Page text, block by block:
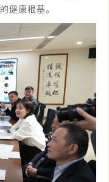
健康根基。